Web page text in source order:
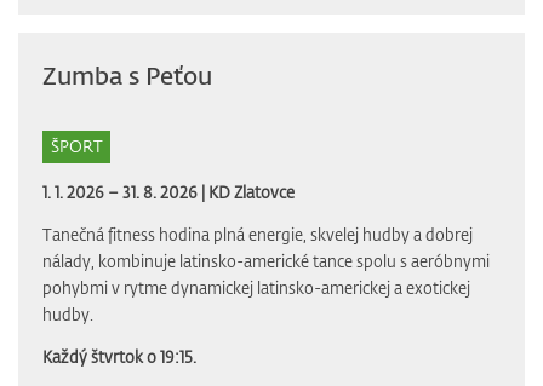
Zumba s Peťou
ŠPORT
1. 1. 2026 – 31. 8. 2026 | KD Zlatovce
Tanečná fitness hodina plná energie, skvelej hudby a dobrej
nálady, kombinuje latinsko-americké tance spolu s aeróbnymi
pohybmi v rytme dynamickej latinsko-americkej a exotickej
hudby.
Každý štvrtok o 19:15.